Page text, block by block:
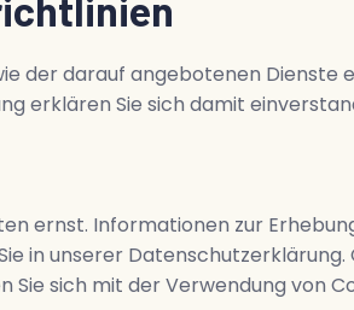
der darauf angebotenen
erklären Sie sich damit
ernst. Informationen zur
in unserer
Sie sich mit der Verwendung von